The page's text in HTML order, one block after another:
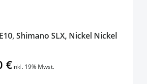
Shimano SLX, Nickel Nickel
€inkl. 19% Mwst.